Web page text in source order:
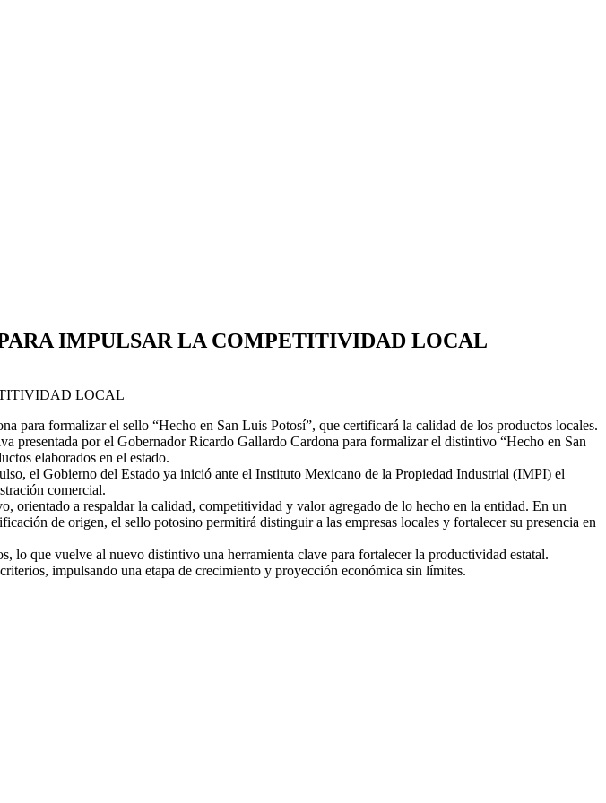
IMPULSAR LA COMPETITIVIDAD LOCAL
para formalizar el sello “Hecho en San Luis Potosí”, que certificará la calidad de los productos locales.
presentada por el Gobernador Ricardo Gallardo Cardona para formalizar el distintivo “Hecho en San
elaborados en el estado.
el Gobierno del Estado ya inició ante el Instituto Mexicano de la Propiedad Industrial (IMPI) el
comercial.
orientado a respaldar la calidad, competitividad y valor agregado de lo hecho en la entidad. En un
de origen, el sello potosino permitirá distinguir a las empresas locales y fortalecer su presencia en
lo que vuelve al nuevo distintivo una herramienta clave para fortalecer la productividad estatal.
impulsando una etapa de crecimiento y proyección económica sin límites.